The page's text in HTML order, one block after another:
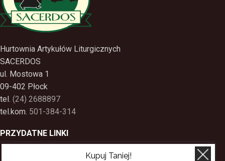
Hurtownia Artykułów Liturgicznych
SACERDOS
ul. Mostowa 1
09-402 Płock
tel. (24) 2688897
tel.kom. 501-384-314
PRZYDATNE LINKI
Kupuj Taniej!